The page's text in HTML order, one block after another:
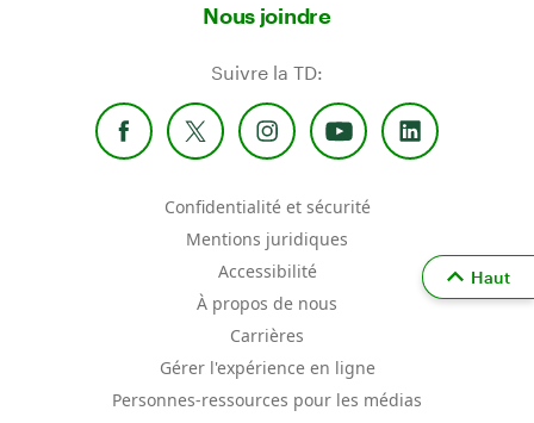
Nous joindre
Suivre la TD:
Confidentialité et sécurité
Mentions juridiques
Accessibilité
À propos de nous
Carrières
Gérer l'expérience en ligne
Personnes-ressources pour les médias
Haut